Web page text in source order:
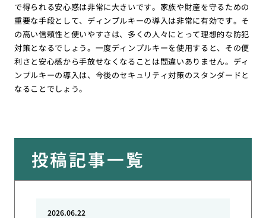
で得られる安心感は非常に大きいです。家族や財産を守るための
重要な手段として、ディンプルキーの導入は非常に有効です。そ
の高い信頼性と使いやすさは、多くの人々にとって理想的な防犯
対策となるでしょう。一度ディンプルキーを使用すると、その便
利さと安心感から手放せなくなることは間違いありません。ディ
ンプルキーの導入は、今後のセキュリティ対策のスタンダードと
なることでしょう。
投稿記事一覧
2026.06.22